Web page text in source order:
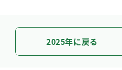
2025年に戻る